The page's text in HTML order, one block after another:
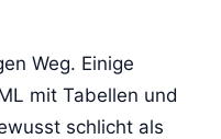
Weg. Einige
mit Tabellen und
schlicht als